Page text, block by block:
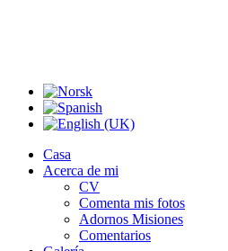
Casa
Acerca de mi
CV
Comenta mis fotos
Adornos Misiones
Comentarios